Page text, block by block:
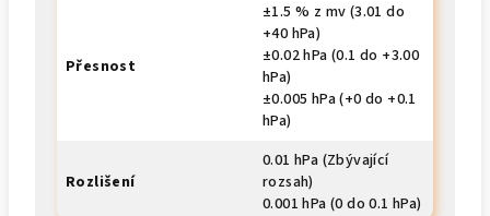
Přesnost
±1.5 % z mv (3.01 do
+40 hPa)
±0.02 hPa (0.1 do +3.00
hPa)
±0.005 hPa (+0 do +0.1
hPa)
Rozlišení
0.01 hPa (Zbývající
rozsah)
0.001 hPa (0 do 0.1 hPa)